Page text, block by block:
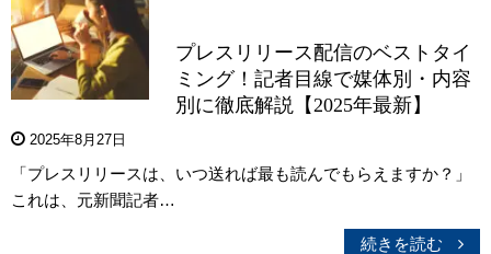
プレスリリース配信のベストタイ
ミング！記者目線で媒体別・内容
別に徹底解説【2025年最新】
2025年8月27日
「プレスリリースは、いつ送れば最も読んでもらえますか？」
これは、元新聞記者…
続きを読む